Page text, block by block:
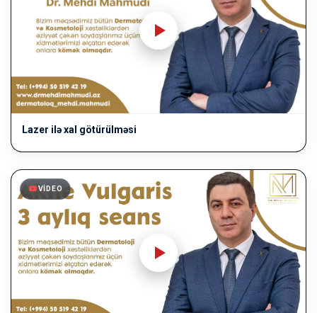
Lazer ilə xal götürülməsi
VIDEO